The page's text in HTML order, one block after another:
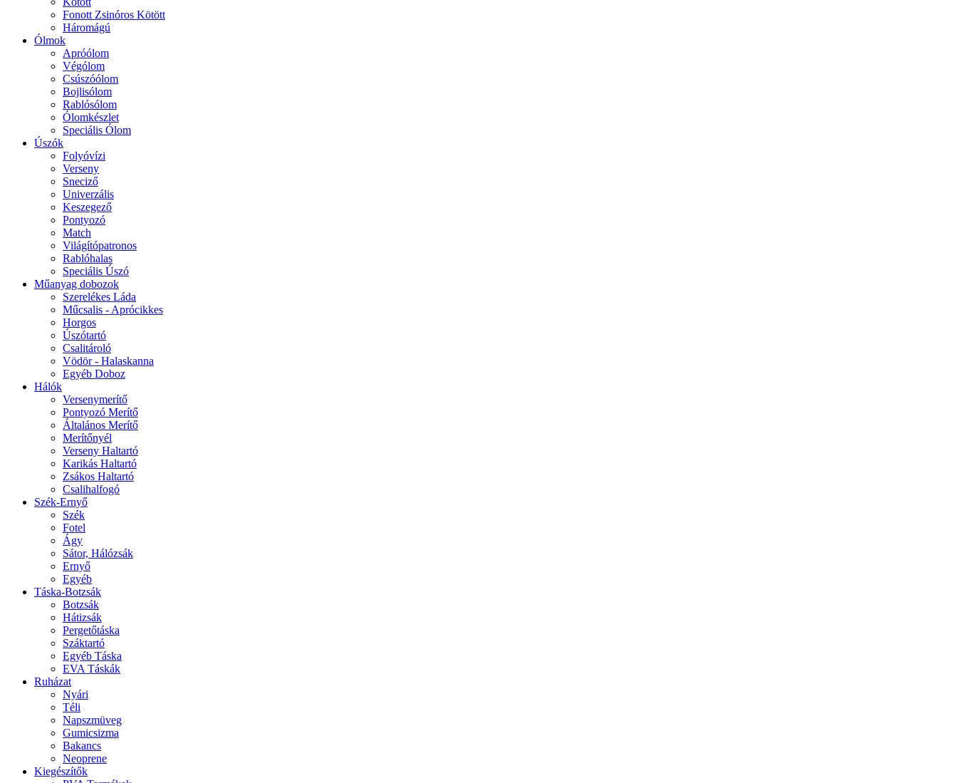
Fonott Zsinóros Kötött
Háromágú
Ólmok
Apróólom
Végólom
Csúszóólom
Bojlisólom
Rablósólom
Ólomkészlet
Speciális Ólom
Úszók
Folyóvízi
Verseny
Sneciző
Univerzális
Keszegező
Pontyozó
Match
Világítópatronos
Rablóhalas
Speciális Úszó
Műanyag dobozok
Szerelékes Láda
Műcsalis - Aprócikkes
Horgos
Úszótartó
Csalitároló
Vödör - Halaskanna
Egyéb Doboz
Hálók
Versenymerítő
Pontyozó Merítő
Általános Merítő
Merítőnyél
Verseny Haltartó
Karikás Haltartó
Zsákos Haltartó
Csalihalfogó
Szék-Ernyő
Szék
Fotel
Ágy
Sátor, Hálózsák
Ernyő
Egyéb
Táska-Botzsák
Botzsák
Hátizsák
Pergetőtáska
Száktartó
Egyéb Táska
EVA Táskák
Ruházat
Nyári
Téli
Napszmüveg
Gumicsizma
Bakancs
Neoprene
Kiegészítők